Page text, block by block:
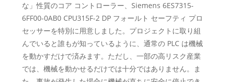
な」性質のコア コントローラー、Siemens 6ES7315-
6FF00-0AB0 CPU315F-2 DP フォールト セーフティ プロ
セッサーを特別に用意しました。プロジェクトに取り組
んでいると誰もが知っているように、通常の PLC は機械
を動かすだけで済みます。ただし、一部の高リスク産業
では、機械を動かせるだけでは十分ではありません。ま